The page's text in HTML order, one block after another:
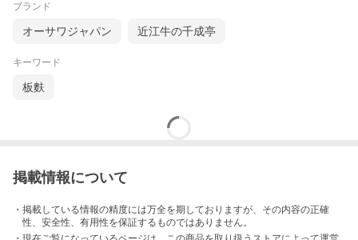
ブランド
オーサワジャパン 近江牛の千成亭
キーワード
板麩
掲載情報について
・掲載している情報の精度には万全を期しておりますが、その内容の正確
性、安全性、有用性を保証するものではありません。